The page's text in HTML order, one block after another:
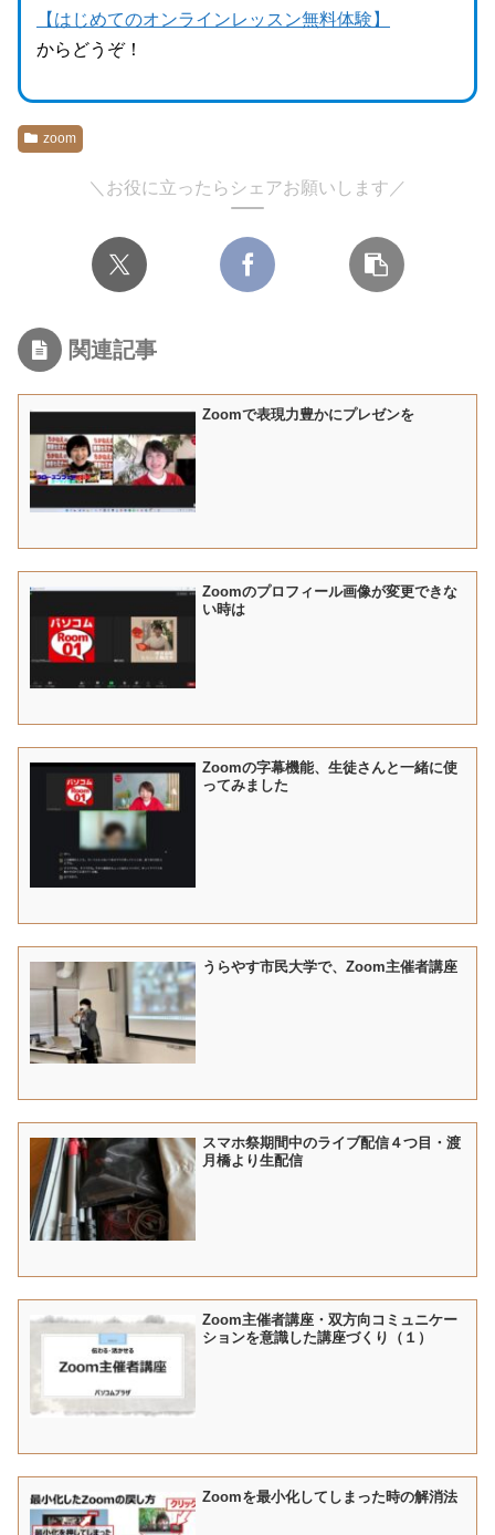
【はじめてのオンラインレッスン無料体験】
からどうぞ！
zoom
＼お役に立ったらシェアお願いします／
関連記事
Zoomで表現力豊かにプレゼンを
Zoomのプロフィール画像が変更できな
い時は
Zoomの字幕機能、生徒さんと一緒に使
ってみました
うらやす市民大学で、Zoom主催者講座
スマホ祭期間中のライブ配信４つ目・渡
月橋より生配信
Zoom主催者講座・双方向コミュニケー
ションを意識した講座づくり（１）
Zoomを最小化してしまった時の解消法